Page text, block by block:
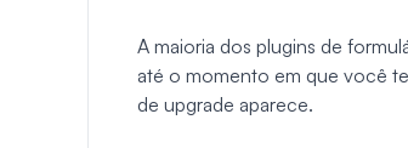
A maioria dos plugins de
até o momento em que você
de upgrade aparece.